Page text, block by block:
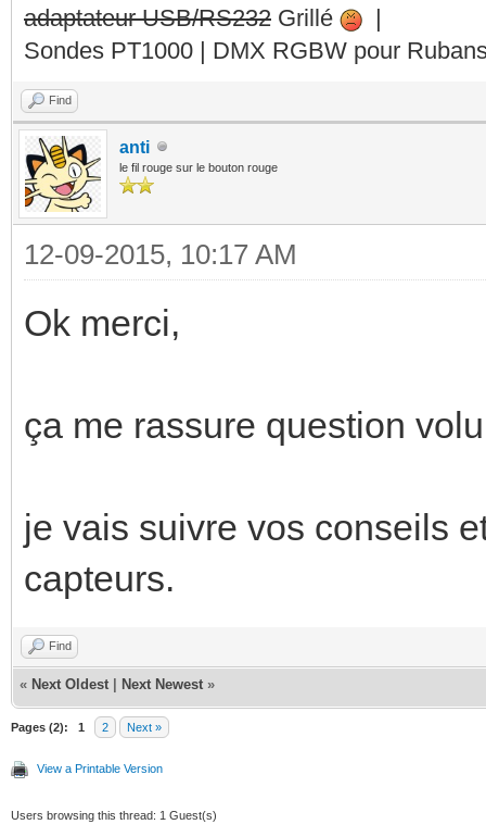
adaptateur USB/RS232 Grillé
|
Sondes PT1000 | DMX RGBW pour
Find
anti
le fil rouge sur le bouton rouge
12-09-2015, 10:17 AM
Ok merci,
ça me rassure question
je vais suivre vos conseils
capteurs.
Find
« Next Oldest Next Newest »
Pages (2): 1 2 Next »
View a Printable Version
Users browsing this thread: 1 Guest(s)